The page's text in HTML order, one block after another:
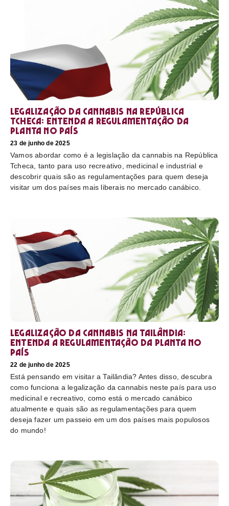
Legalização da cannabis na República
Tcheca: entenda a regulamentação da
planta no país
23 de junho de 2025
Vamos abordar como é a legislação da cannabis na República
Tcheca, tanto para uso recreativo, medicinal e industrial e
descobrir quais são as regulamentações para quem deseja
visitar um dos países mais liberais no mercado canábico.
Legalização da cannabis na Tailândia:
Entenda a regulamentação da planta no
país
22 de junho de 2025
Está pensando em visitar a Tailândia? Antes disso, descubra
como funciona a legalização da cannabis neste país para uso
medicinal e recreativo, como está o mercado canábico
atualmente e quais são as regulamentações para quem
deseja fazer um passeio em um dos países mais populosos
do mundo!